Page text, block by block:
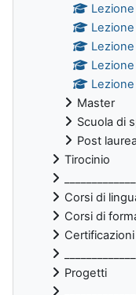
Master
Scuola di
Post
Tirocinio
Corsi di
Corsi di
Certificazioni
Progetti